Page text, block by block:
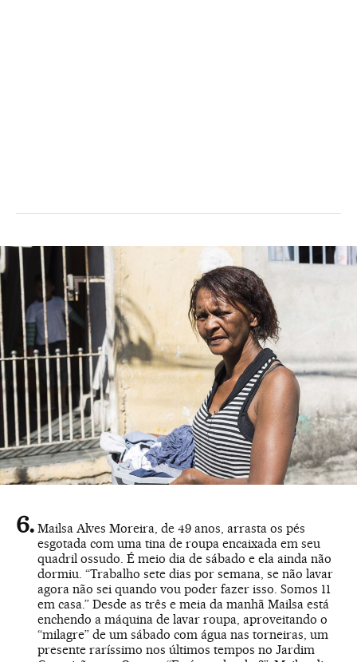
Mailsa Alves Moreira, de 49 anos, arrasta os pés
esgotada com uma tina de roupa encaixada em seu
quadril ossudo. É meio dia de sábado e ela ainda não
dormiu. “Trabalho sete dias por semana, se não lavar
agora não sei quando vou poder fazer isso. Somos 11
em casa.” Desde as três e meia da manhã Mailsa está
enchendo a máquina de lavar roupa, aproveitando o
“milagre” de um sábado com água nas torneiras, um
presente raríssimo nos últimos tempos no Jardim